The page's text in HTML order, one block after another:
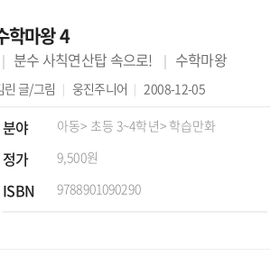
학마왕 4
분수 사칙연산탑 속으로! 수학마왕
린 글/그림 웅진주니어 2008-12-05
분야 아동> 초등 3~4학년> 학습만화
정가 9,500원
ISBN 9788901090290